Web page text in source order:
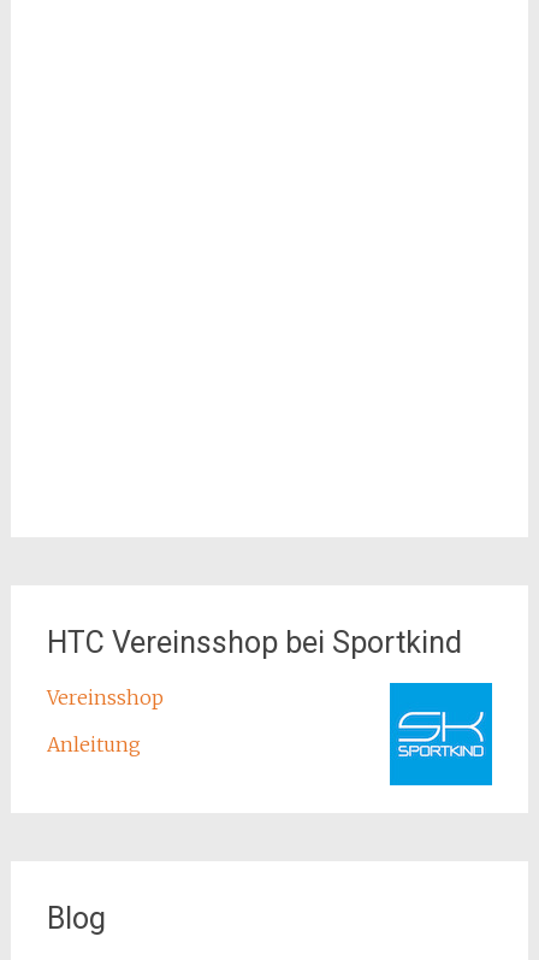
HTC Vereinsshop bei Sportkind
Vereinsshop
Anleitung
Blog